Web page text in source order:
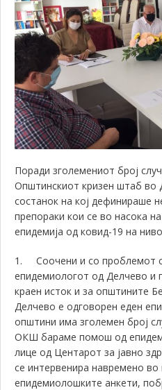
Поради зголемениот број
Општинскиот кризен штаб во
состанок на кој дефинираше
препораки кои се во насока
епидемија од ковид-19 на
1. Соочени и со проблемот
епидемиологот од Делчево и
краен исток и за општините
Делчево е одговорен еден
општини има зголемен број
ОКШ бараме помош од
лице од Центарот за јавно
се интервенира навремено во
епидемиолошките анкети,